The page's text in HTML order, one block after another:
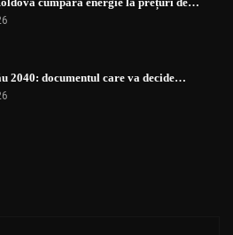
2040: documentul care va decide…